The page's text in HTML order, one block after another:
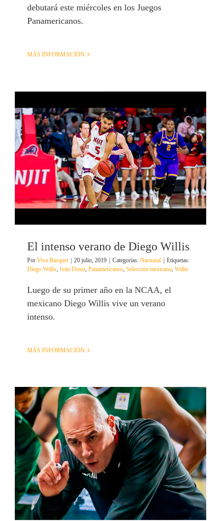
debutará este miércoles en los Juegos
Panamericanos.
MÁS INFORMACIÓN
El intenso verano de Diego Willis
Por Viva Basquet 20 julio, 2019 Categorías: Nacional
Etiquetas:
Diego Willis, Iván Deniz, Panamericanos, Selección mexicana, Willis
Luego de su primer año en la NCAA, el
mexicano Diego Willis vive un verano
intenso.
MÁS INFORMACIÓN